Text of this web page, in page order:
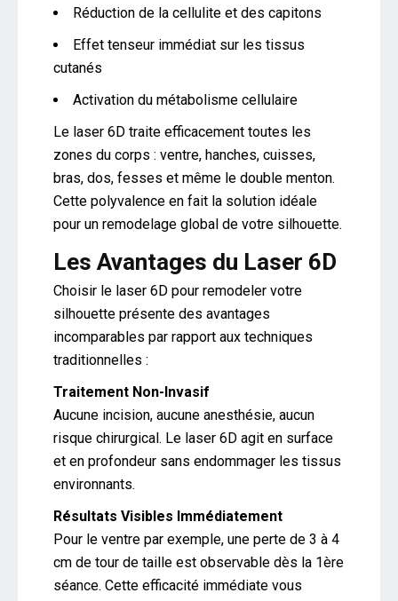
Réduction de la cellulite et des capitons
Effet tenseur immédiat sur les tissus
cutanés
Activation du métabolisme cellulaire
Le laser 6D traite efficacement toutes les
zones du corps : ventre, hanches, cuisses,
bras, dos, fesses et même le double menton.
Cette polyvalence en fait la solution idéale
pour un remodelage global de votre silhouette.
Les Avantages du Laser 6D
Choisir le laser 6D pour remodeler votre
silhouette présente des avantages
incomparables par rapport aux techniques
traditionnelles :
Traitement Non-Invasif
Aucune incision, aucune anesthésie, aucun
risque chirurgical. Le laser 6D agit en surface
et en profondeur sans endommager les tissus
environnants.
Résultats Visibles Immédiatement
Pour le ventre par exemple, une perte de 3 à 4
cm de tour de taille est observable dès la 1ère
séance. Cette efficacité immédiate vous